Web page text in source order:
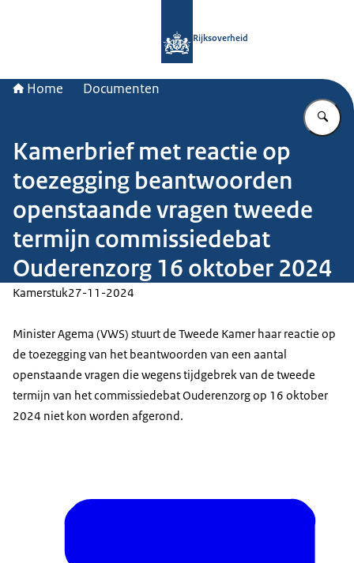
Rijksoverheid
Home Documenten
Kamerbrief met reactie op
toezegging beantwoorden
openstaande vragen tweede
termijn commissiedebat
Ouderenzorg 16 oktober 2024
Kamerstuk27-11-2024
Minister Agema (VWS) stuurt de Tweede Kamer haar reactie op
de toezegging van het beantwoorden van een aantal
openstaande vragen die wegens tijdgebrek van de tweede
termijn van het commissiedebat Ouderenzorg op 16 oktober
2024 niet kon worden afgerond.